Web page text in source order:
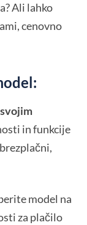
Ali lahko
cenovno
in funkcije
model na
za plačilo